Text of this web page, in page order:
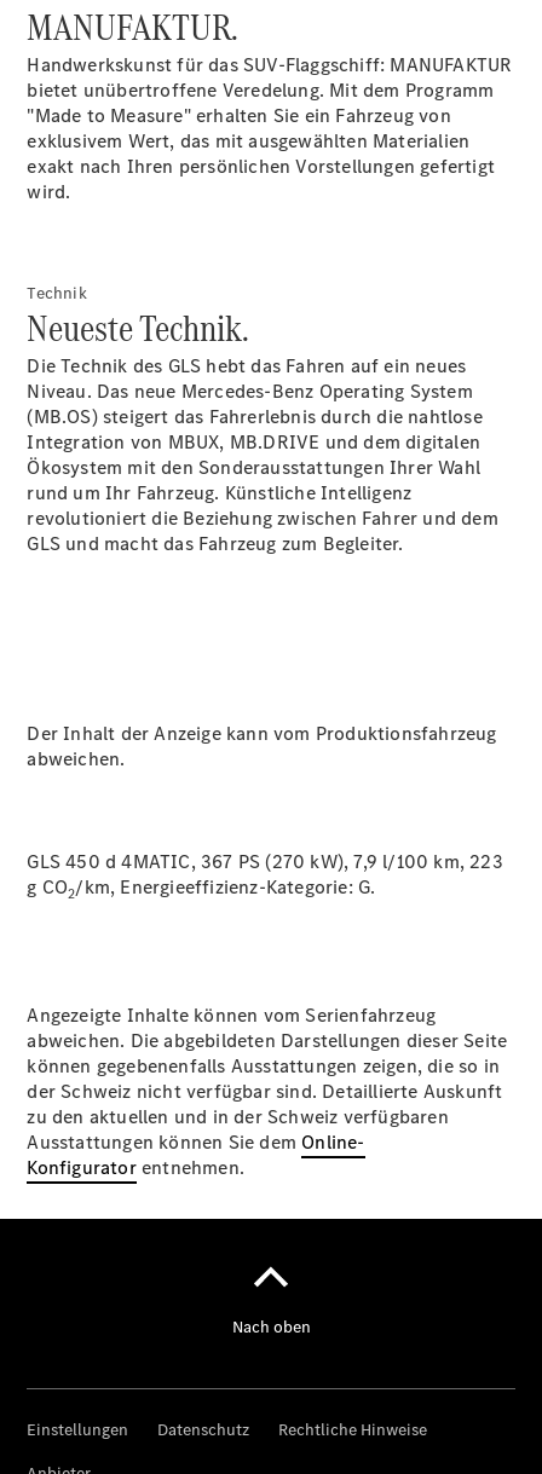
Anbieter/Datenschutz
MANUFAKTUR.
Handwerkskunst für das SUV-Flaggschiff: MANUFAKTUR
bietet unübertroffene Veredelung. Mit dem Programm
"Made to Measure" erhalten Sie ein Fahrzeug von
exklusivem Wert, das mit ausgewählten Materialien
exakt nach Ihren persönlichen Vorstellungen gefertigt
wird.
Technik
Neueste Technik.
Die Technik des GLS hebt das Fahren auf ein neues
Niveau. Das neue Mercedes-Benz Operating System
(MB.OS) steigert das Fahrerlebnis durch die nahtlose
Integration von MBUX, MB.DRIVE und dem digitalen
Ökosystem mit den Sonderausstattungen Ihrer Wahl
rund um Ihr Fahrzeug. Künstliche Intelligenz
revolutioniert die Beziehung zwischen Fahrer und dem
GLS und macht das Fahrzeug zum Begleiter.
Der Inhalt der Anzeige kann vom Produktionsfahrzeug
abweichen.
GLS 450 d 4MATIC, 367 PS (270 kW), 7,9 l/100 km, 223
g CO2/km, Energieeffizienz-Kategorie: G.
Angezeigte Inhalte können vom Serienfahrzeug
abweichen. Die abgebildeten Darstellungen dieser Seite
können gegebenenfalls Ausstattungen zeigen, die so in
der Schweiz nicht verfügbar sind. Detaillierte Auskunft
zu den aktuellen und in der Schweiz verfügbaren
Ausstattungen können Sie dem Online-
Konfiguratorentnehmen.